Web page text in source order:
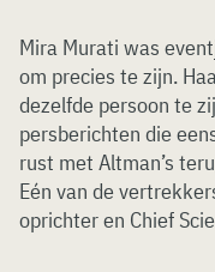
Mira Murati was
om precies te zijn.
dezelfde persoon te
persberichten die
rust met Altman’s
Eén van de
oprichter en Chief